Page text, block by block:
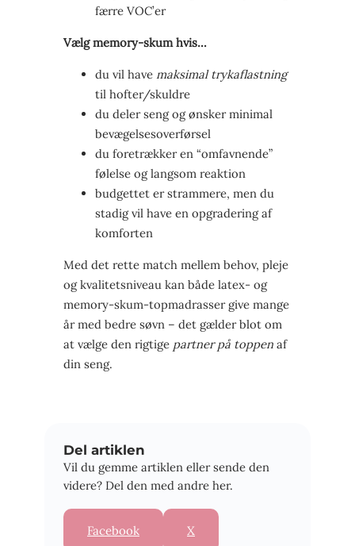
færre VOC’er
Vælg memory-skum hvis…
du vil have maksimal trykaflastning
til hofter/skuldre
du deler seng og ønsker minimal
bevægelses­overførsel
du foretrækker en “omfavnende”
følelse og langsom reaktion
budgettet er strammere, men du
stadig vil have en opgradering af
komforten
Med det rette match mellem behov, pleje
og kvalitets­niveau kan både latex- og
memory-skum-topmadrasser give mange
år med bedre søvn – det gælder blot om
at vælge den rigtige partner på toppen af
din seng.
Del artiklen
Vil du gemme artiklen eller sende den
videre? Del den med andre her.
Facebook X